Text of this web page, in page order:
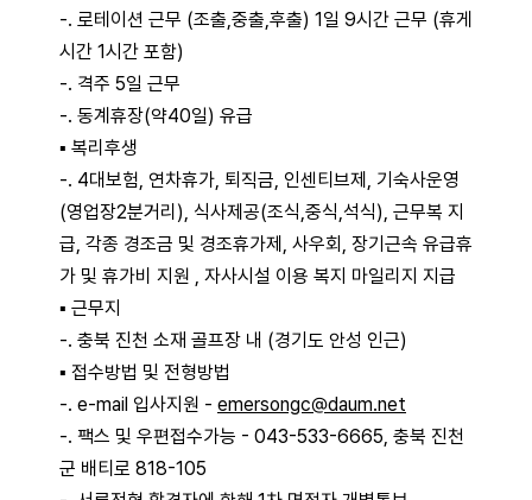
-. 로테이션 근무 (조출,중출,후출) 1일 9시간 근무 (휴게
시간 1시간 포함)
-. 격주 5일 근무
-. 동계휴장(약40일) 유급
▪ 복리후생
-. 4대보험, 연차휴가, 퇴직금, 인센티브제, 기숙사운영
(영업장2분거리), 식사제공(조식,중식,석식), 근무복 지
급, 각종 경조금 및 경조휴가제, 사우회, 장기근속 유급휴
가 및 휴가비 지원 , 자사시설 이용 복지 마일리지 지급
▪ 근무지
-. 충북 진천 소재 골프장 내 (경기도 안성 인근)
▪ 접수방법 및 전형방법
-. e-mail 입사지원 - emersongc@daum.net
-. 팩스 및 우편접수가능 - 043-533-6665, 충북 진천
군 배티로 818-105